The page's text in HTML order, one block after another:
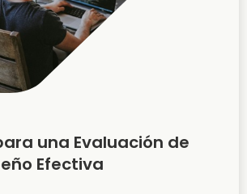
una Evaluación de
Efectiva